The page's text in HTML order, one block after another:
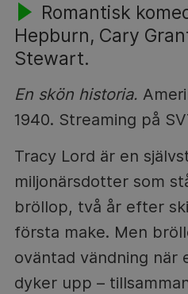
Romantisk
Hepburn, Cary
Stewart.
En skön historia.
1940. Streaming på
Tracy Lord är en
miljonärsdotter som
bröllop, två år efter
första make. Men
oväntad vändning när
dyker upp –